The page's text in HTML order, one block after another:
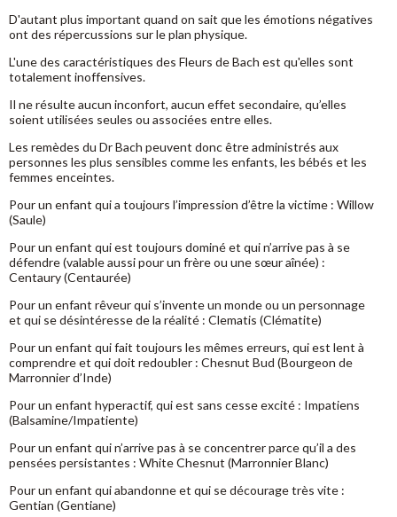
D'autant plus important quand on sait que les émotions négatives
ont des répercussions sur le plan physique.
L'une des caractéristiques des Fleurs de Bach est qu'elles sont
totalement inoffensives.
Il ne résulte aucun inconfort, aucun effet secondaire, qu’elles
soient utilisées seules ou associées entre elles.
Les remèdes du Dr Bach peuvent donc être administrés aux
personnes les plus sensibles comme les enfants, les bébés et les
femmes enceintes.
Pour un enfant qui a toujours l’impression d’être la victime : Willow
(Saule)
Pour un enfant qui est toujours dominé et qui n’arrive pas à se
défendre (valable aussi pour un frère ou une sœur aînée) :
Centaury (Centaurée)
Pour un enfant rêveur qui s’invente un monde ou un personnage
et qui se désintéresse de la réalité : Clematis (Clématite)
Pour un enfant qui fait toujours les mêmes erreurs, qui est lent à
comprendre et qui doit redoubler : Chesnut Bud (Bourgeon de
Marronnier d’Inde)
Pour un enfant hyperactif, qui est sans cesse excité : Impatiens
(Balsamine/Impatiente)
Pour un enfant qui n’arrive pas à se concentrer parce qu’il a des
pensées persistantes : White Chesnut (Marronnier Blanc)
Pour un enfant qui abandonne et qui se décourage très vite :
Gentian (Gentiane)